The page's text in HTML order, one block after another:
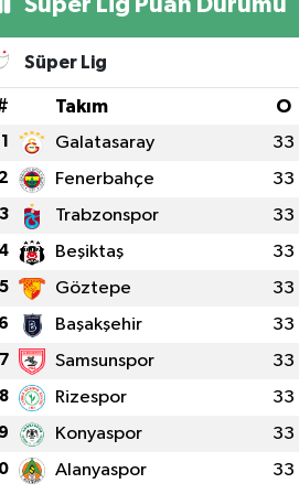
Süper Lig
Takım O
1 Galatasaray 33
Fenerbahçe 33
3 Trabzonspor 33
Beşiktaş 33
5 Göztepe 33
Başakşehir 33
7 Samsunspor 33
8 Rizespor 33
Konyaspor 33
Alanyaspor 33